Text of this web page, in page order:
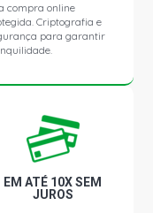
compra online
Criptografia e
para garantir
EM ATÉ 10X SEM
JUROS